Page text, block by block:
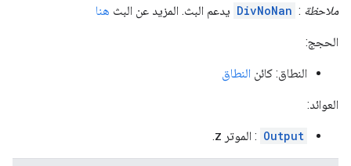
ملاحظة :
DivNoNan يدعم البث. المزيد عن البث هنا
الحجج:
النطاق: كائن النطاق
العوائد:
Output : الموتر z.